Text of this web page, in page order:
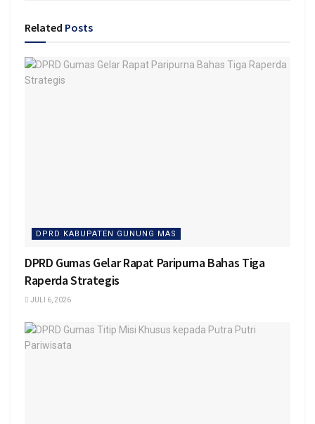
Related Posts
DPRD KABUPATEN GUNUNG MAS
DPRD Gumas Gelar Rapat Paripurna Bahas Tiga
Raperda Strategis
JULI 6, 2026